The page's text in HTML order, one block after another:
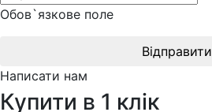
Обов`язкове поле
Відправити
Написати нам
Купити в 1 клік